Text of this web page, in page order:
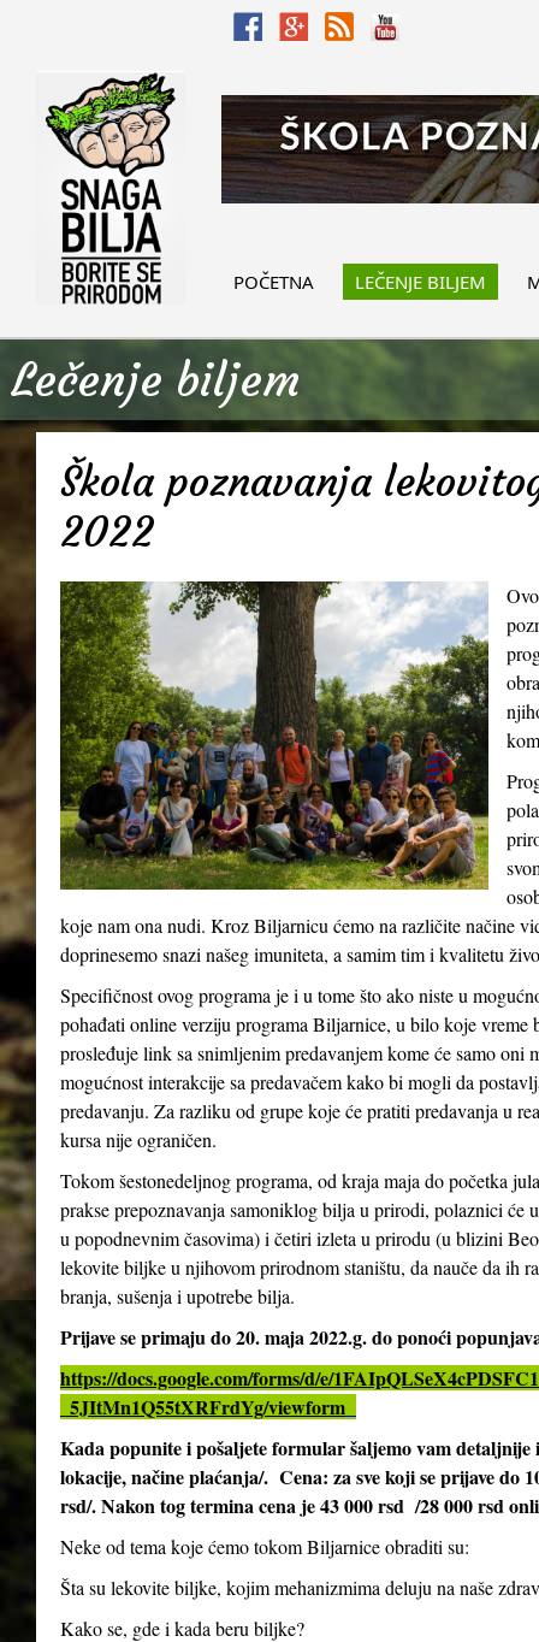
POČETNA LEČENJE BILJEM
Lečenje biljem
Škola poznavanja
2022
koje nam ona nudi. Kroz Biljarnicu ćemo na različite načine
doprinesemo snazi našeg imuniteta, a samim tim i kvalitetu
Specifičnost ovog programa je i u tome što ako niste u
pohađati online verziju programa Biljarnice, u bilo koje vreme
prosleđuje link sa snimljenim predavanjem kome će samo
mogućnost interakcije sa predavačem kako bi mogli da
predavanju. Za razliku od grupe koje će pratiti predavanja u
kursa nije ograničen.
Tokom šestonedeljnog programa, od kraja maja do početka
prakse prepoznavanja samoniklog bilja u prirodi, polaznici će
u popodnevnim časovima) i četiri izleta u prirodu (u blizini
lekovite biljke u njihovom prirodnom staništu, da nauče da ih
branja, sušenja i upotrebe bilja.
Prijave se primaju do 20. maja 2022.g. do ponoći
https://docs.google.com/forms/d/e/
_5JItMn1Q55tXRFrdYg/viewform
Kada popunite i pošaljete formular šaljemo vam
lokacije, načine plaćanja/. Cena: za sve koji se prijave do
rsd/. Nakon tog termina cena je 43 000 rsd /28 000 rsd
Neke od tema koje ćemo tokom Biljarnice obraditi su:
Šta su lekovite biljke, kojim mehanizmima deluju na naše
Kako se, gde i kada beru biljke?